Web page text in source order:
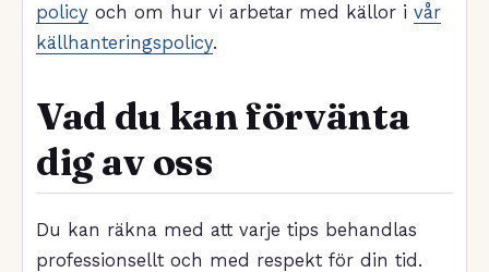
policy och om hur vi arbetar med källor i vår
källhanteringspolicy.
Vad du kan förvänta
dig av oss
Du kan räkna med att varje tips behandlas
professionsellt och med respekt för din tid.